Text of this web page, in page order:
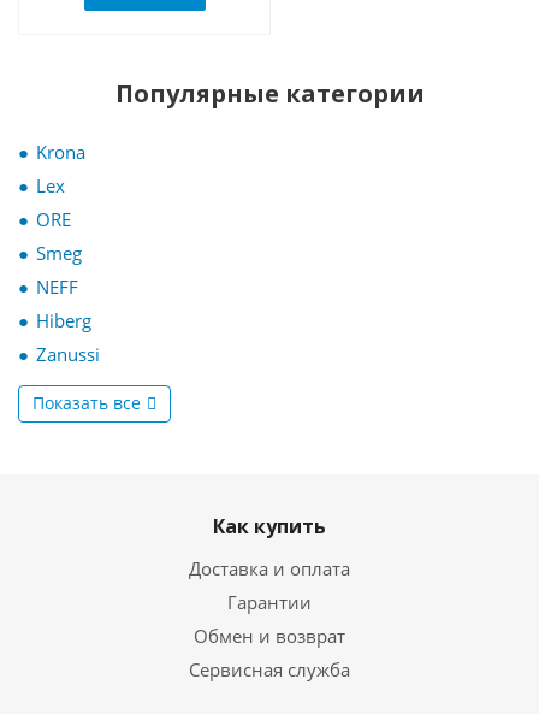
Популярные категории
Krona
Lex
ORE
Smeg
NEFF
Hiberg
Zanussi
Показать все
Как купить
Доставка и оплата
Гарантии
Обмен и возврат
Сервисная служба